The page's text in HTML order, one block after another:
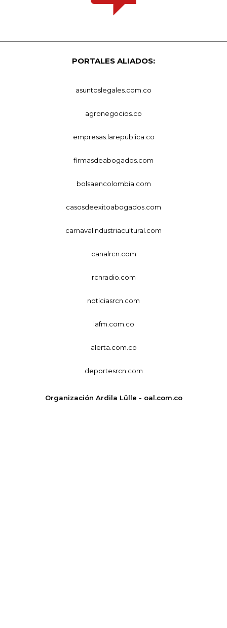
PORTALES ALIADOS:
asuntoslegales.com.co
agronegocios.co
empresas.larepublica.co
firmasdeabogados.com
bolsaencolombia.com
casosdeexitoabogados.com
carnavalindustriacultural.com
canalrcn.com
rcnradio.com
noticiasrcn.com
lafm.com.co
alerta.com.co
deportesrcn.com
Organización Ardila Lülle - oal.com.co